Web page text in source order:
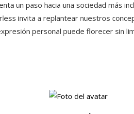
un paso hacia una sociedad más
invita a replantear nuestros
personal puede florecer sin